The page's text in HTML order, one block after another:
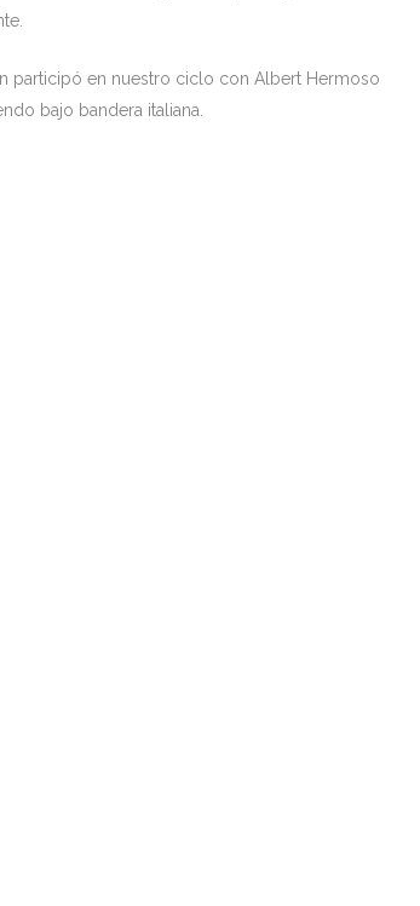
participó en nuestro ciclo con Albert Hermoso
bajo bandera italiana.